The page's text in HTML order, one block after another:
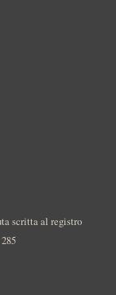
scritta al registro